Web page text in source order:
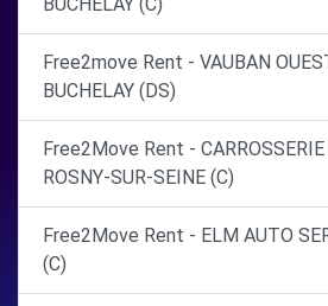
Free2move Rent - VAUBAN
BUCHELAY (DS)
Free2Move Rent - CARROSSERIE
ROSNY-SUR-SEINE (C)
Free2Move Rent - ELM AUTO
(C)